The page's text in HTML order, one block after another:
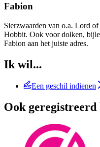
Fabion
Sierzwaarden van o.a. Lord
Hobbit. Ook voor dolken,
Fabion aan het juiste adres.
Ik wil...
Een geschil indienen
Ook